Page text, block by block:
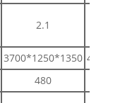
2.1
3700*1250*1350
480